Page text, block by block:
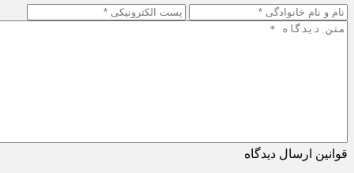
قوانین ارسال دیدگاه